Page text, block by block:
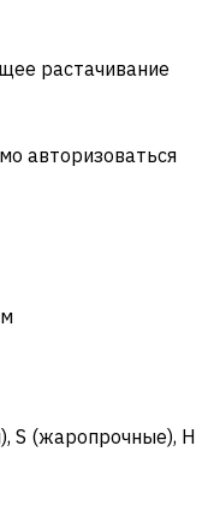
растачивание
авторизоваться
, S (жаропрочные), H